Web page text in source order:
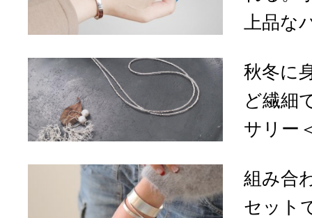
上品な
秋冬に
ど繊細
サリー
組み合
セット